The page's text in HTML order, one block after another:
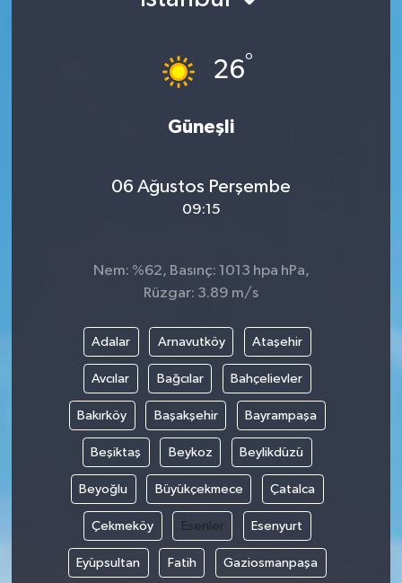
26°
Güneşli
06 Ağustos Perşembe
09:15
Nem: %62, Basınç: 1013 hpa hPa,
Rüzgar: 3.89 m/s
Adalar Arnavutköy Ataşehir
Avcılar Bağcılar Bahçelievler
Bakırköy Başakşehir Bayrampaşa
Beşiktaş Beykoz Beylikdüzü
Beyoğlu Büyükçekmece Çatalca
Çekmeköy Esenler Esenyurt
Eyüpsultan Fatih Gaziosmanpaşa